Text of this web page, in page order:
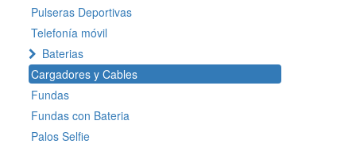
Pulseras Deportivas
Telefonía móvil
Baterias
Cargadores y Cables
Fundas
Fundas con Bateria
Palos Selfie